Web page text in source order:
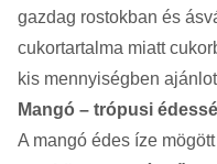
gazdag rostokban és
cukortartalma miatt
kis mennyiségben
Mangó – trópusi
A mangó édes íze